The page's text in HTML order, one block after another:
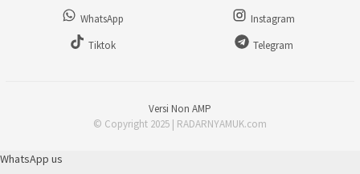
WhatsApp
Instagram
Tiktok
Telegram
Versi Non AMP
© Copyright 2025 | RADARNYAMUK.com
WhatsApp us